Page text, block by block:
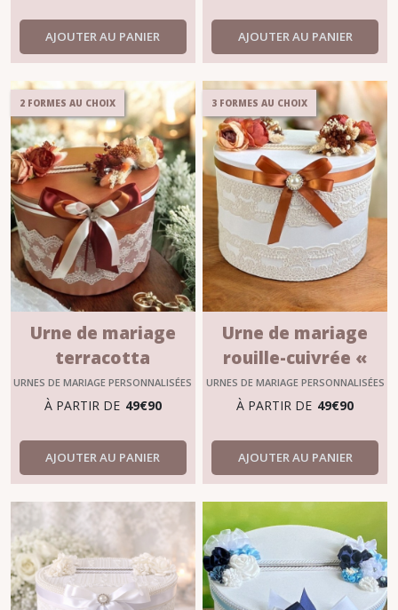
AJOUTER AU PANIER AJOUTER AU PANIER
2 FORMES AU CHOIX
Urne de mariage
terracotta
personnalisée –
Collection Tara II
URNES DE MARIAGE PERSONNALISÉES
À PARTIR DE 49€90
AJOUTER AU PANIER
3 FORMES AU CHOIX
Urne de mariage
rouille-cuivrée «
TARA »
URNES DE MARIAGE PERSONNALISÉES
À PARTIR DE 49€90
AJOUTER AU PANIER